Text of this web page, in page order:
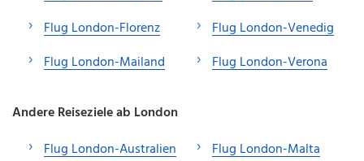
Flug London-Florenz
Flug London-Mailand
Flug London-Venedig
Flug London-Verona
Andere Reiseziele ab London
Flug London-Australien
Flug London-Malta